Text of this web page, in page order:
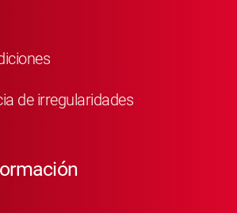
de irregularidades